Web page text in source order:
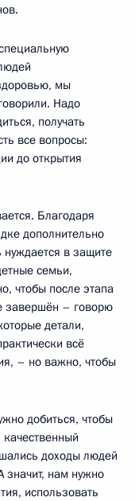
мы
Надо
получать
все вопросы:
до открытия
Благодаря
дополнительно
нуждается в защите
семьи,
чтобы после этапа
завершён – говорю
детали,
всё
– но важно, чтобы
добиться, чтобы
доходы людей
значит, нам нужно
использовать